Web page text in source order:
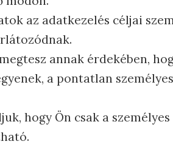
az adatkezelés céljai
annak érdekében,
a pontatlan
hogy Ön csak a